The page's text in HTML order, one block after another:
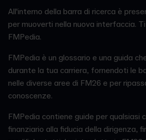
All'interno della barra di ricerca è
per muoverti nella nuova interfaccia.
FMPedia.
FMPedia è un glossario e una guida
durante la tua carriera, fornendoti le
nelle diverse aree di FM26 e per
conoscenze.
FMPedia contiene guide per qualsiasi
finanziario alla fiducia della dirigenza,